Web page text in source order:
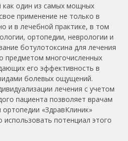
как один из самых мощных
применение не только в
и в лечебной практике, в том
ортопедии, неврологии и
ботулотоксина для лечения
предметом многочисленных
его эффективность в
болевых ощущений.
лечения с учетом
пациента позволяет врачам
ортопедии «ЗдравКлиник»
потенциал этого